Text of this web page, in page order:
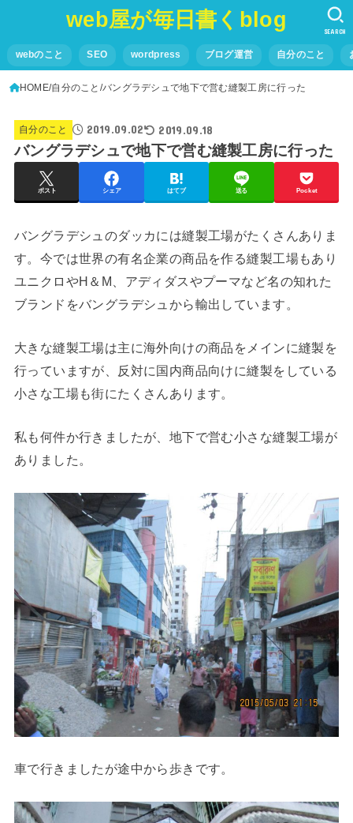
web屋が毎日書くblog
webのこと SEO wordpress ブログ運営 自分のこと
SEARCH
HOME 自分のこと バングラデシュで地下で営む縫製工房に行った
自分のこと 2019.09.02 2019.09.18
バングラデシュで地下で営む縫製工房に行った
ポスト シェア はてブ 送る Pocket
バングラデシュのダッカには縫製工場がたくさんありま
す。今では世界の有名企業の商品を作る縫製工場もあり
ユニクロやH＆M、アディダスやプーマなど名の知れた
ブランドをバングラデシュから輸出しています。
大きな縫製工場は主に海外向けの商品をメインに縫製を
行っていますが、反対に国内商品向けに縫製をしている
小さな工場も街にたくさんあります。
私も何件か行きましたが、地下で営む小さな縫製工場が
ありました。
車で行きましたが途中から歩きです。